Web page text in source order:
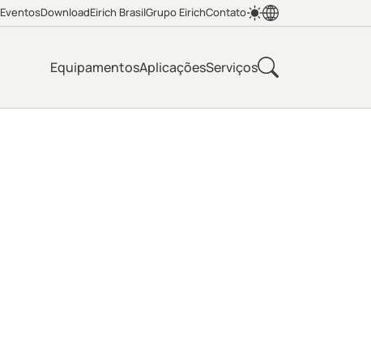
EventosDownloadEirich BrasilGrupo EirichContato
EquipamentosAplicaçõesServiços